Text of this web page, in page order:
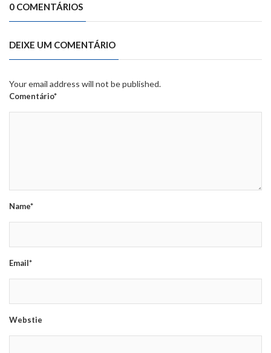
0 COMENTÁRIOS
DEIXE UM COMENTÁRIO
Your email address will not be published.
Comentário*
Name*
Email*
Webstie